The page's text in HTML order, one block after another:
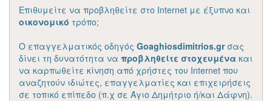
Επιθυμείτε να προβληθείτε στο Internet με έξυπνο και
οικονομικό τρόπο;
Ο επαγγελματικός οδηγός Goaghiosdimitrios.grσας
δίνει τη δυνατότητα να προβληθείτε στοχευμένα και
να καρπωθείτε κίνηση από χρήστες του Internet που
αναζητούν ιδιώτες, επαγγελματίες και επιχειρήσεις
σε τοπικό επίπεδο (π.χ σε Άγιο Δημήτριο ή/και Δάφνη).